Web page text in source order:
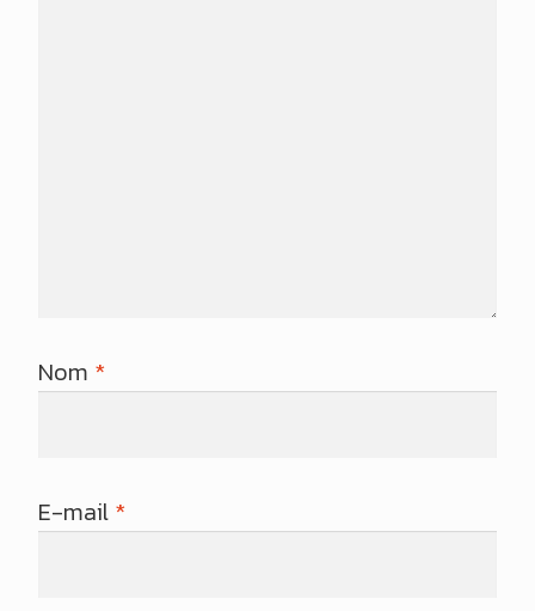
Nom *
E-mail *